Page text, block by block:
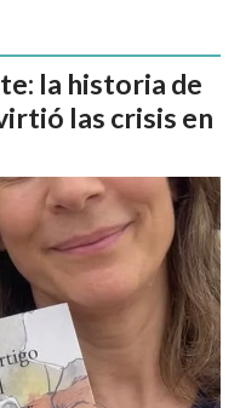
la historia de
las crisis en